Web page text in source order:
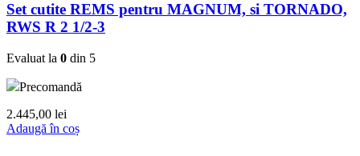
Set cutite REMS pentru MAGNUM, si TORNADO,
RWS R 2 1/2-3
Evaluat la 0 din 5
Precomandă
2.445,00 lei
Adaugă în coș